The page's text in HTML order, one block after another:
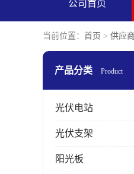
公司首页
当前位置： 首页 > 供应
产品分类 Product
光伏电站
光伏支架
阳光板